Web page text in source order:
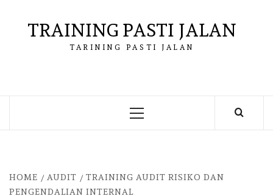
contentTRAINING PASTI JALAN
TARINING PASTI JALAN
Primary
HOME AUDIT
TRAINING AUDIT RISIKO DAN
PENGENDALIAN INTERNAL